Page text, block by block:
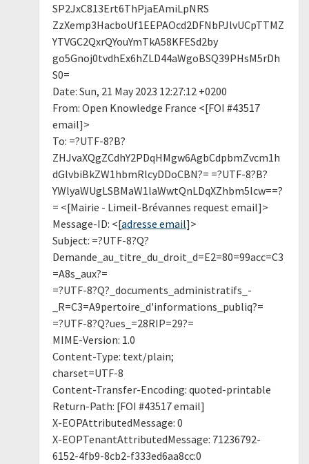
SP2JxC813Ert6ThPjaEAmiLpNRS
ZzXemp3HacboUf1EEPAOcd2DFNbPJlvUCpTTMZ
YTVGC2QxrQYouYmTkA58KFESd2by
go5Gnoj0tvdhEx6hZLD44aWgoBSQ39PHsM5rDh
S0=
Date: Sun, 21 May 2023 12:27:12 +0200
From: Open Knowledge France <[FOI #43517
email]>
To: =?UTF-8?B?
ZHJvaXQgZCdhY2PDqHMgw6AgbCdpbmZvcm1h
dGlvbiBkZW1hbmRlcyDDoCBN?= =?UTF-8?B?
YWlyaWUgLSBMaW1laWwtQnLDqXZhbm5lcw==?
= <[Mairie - Limeil-Brévannes request email]>
Message-ID: <[adresse email]>
Subject: =?UTF-8?Q?
Demande_au_titre_du_droit_d=E2=80=99acc=C3
=A8s_aux?=
=?UTF-8?Q?_documents_administratifs_-
_R=C3=A9pertoire_d'informations_publiq?=
=?UTF-8?Q?ues_=28RIP=29?=
MIME-Version: 1.0
Content-Type: text/plain;
charset=UTF-8
Content-Transfer-Encoding: quoted-printable
Return-Path: [FOI #43517 email]
X-EOPAttributedMessage: 0
X-EOPTenantAttributedMessage: 71236792-
6152-4fb9-8cb2-f333ed6aa8cc:0